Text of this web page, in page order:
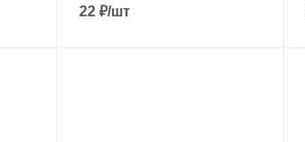
22 ₽/шт